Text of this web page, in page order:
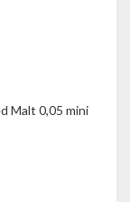
Malt 0,05 mini